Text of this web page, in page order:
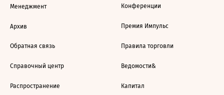
Менеджмент
Архив
Обратная связь
Справочный центр
Распространение
Конференции
Премия Импульс
Правила торговли
Ведомости&
Капитал